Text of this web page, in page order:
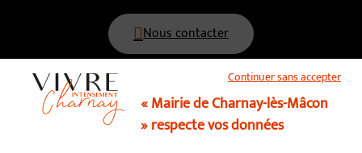
Nous contacter
03 85 34 15 70
Continuer sans accepter
« Mairie de Charnay-lès-Mâcon
» respecte vos données